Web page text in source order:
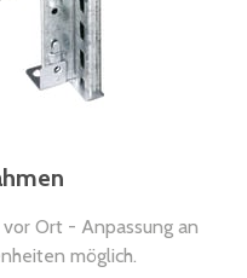
vor Ort - Anpassung an
möglich.